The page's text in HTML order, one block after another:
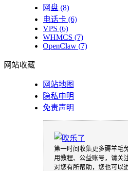
网盘 (8)
电话卡 (6)
VPS (6)
WHMCS (7)
OpenClaw (7)
网站收藏
网站地图
隐私申明
免责声明
第一时间收集更多薅羊毛
用教程、公益账号，请关
对您有所帮助，您也可以